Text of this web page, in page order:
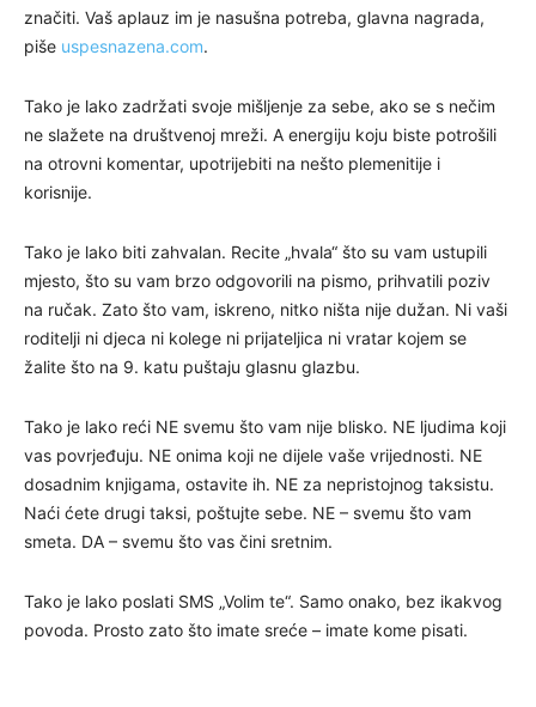
značiti. Vaš aplauz im je nasušna potreba, glavna nagrada,
piše uspesnazena.com.
Tako je lako zadržati svoje mišljenje za sebe, ako se s nečim
ne slažete na društvenoj mreži. A energiju koju biste potrošili
na otrovni komentar, upotrijebiti na nešto plemenitije i
korisnije.
Tako je lako biti zahvalan. Recite „hvala“ što su vam ustupili
mjesto, što su vam brzo odgovorili na pismo, prihvatili poziv
na ručak. Zato što vam, iskreno, nitko ništa nije dužan. Ni vaši
roditelji ni djeca ni kolege ni prijateljica ni vratar kojem se
žalite što na 9. katu puštaju glasnu glazbu.
Tako je lako reći NE svemu što vam nije blisko. NE ljudima koji
vas povrjeđuju. NE onima koji ne dijele vaše vrijednosti. NE
dosadnim knjigama, ostavite ih. NE za nepristojnog taksistu.
Naći ćete drugi taksi, poštujte sebe. NE – svemu što vam
smeta. DA – svemu što vas čini sretnim.
Tako je lako poslati SMS „Volim te“. Samo onako, bez ikakvog
povoda. Prosto zato što imate sreće – imate kome pisati.